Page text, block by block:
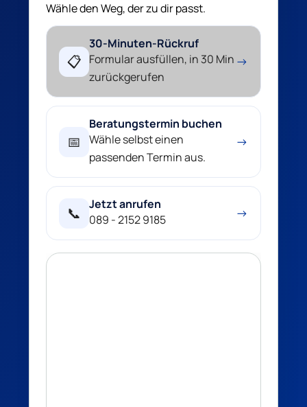
Wähle den Weg, der zu dir passt.
📋
30-Minuten-Rückruf
Formular ausfüllen, in 30 Min
zurückgerufen
→
📅
Beratungstermin buchen
Wähle selbst einen
passenden Termin aus.
→
📞
Jetzt anrufen
089 - 2152 9185
→